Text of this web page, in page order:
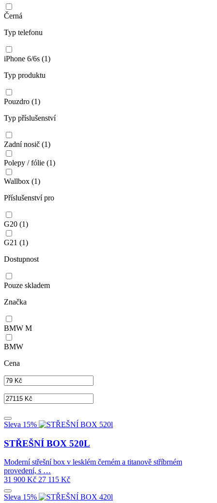
Černá
Typ telefonu
iPhone 6/6s (1)
Typ produktu
Pouzdro (1)
Typ příslušenství
Zadní nosič (1)
Polepy / fólie (1)
Wallbox (1)
Příslušenství pro
G20 (1)
G21 (1)
Dostupnost
Pouze skladem
Značka
BMW M
BMW
Cena
Sleva 15%
STŘEŠNÍ BOX 520L
Moderní střešní box v lesklém černém a titanově stříbrném
provedení, s …
31 900 Kč 27 115 Kč
Sleva 15%